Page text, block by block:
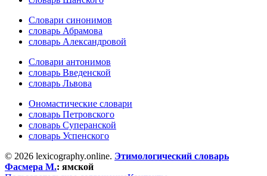
Словари синонимов
словарь Абрамова
словарь Александровой
Словари антонимов
словарь Введенской
словарь Львова
Ономастические словари
словарь Петровского
словарь Суперанской
словарь Успенского
© 2026 lexicography.online. Этимологический словарь
Фасмера М.: ямской